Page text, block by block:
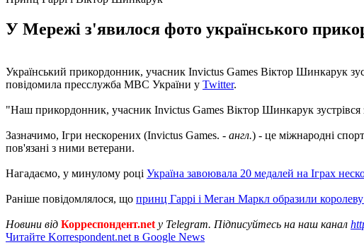
У Мережі з'явилося фото українського
Український прикордонник, учасник Invictus Games Віктор Шинкарук
повідомила пресслужба МВС України у Twitter.
"Наш прикордонник, учасник Invictus Games Віктор Шинкарук зустрівся
Зазначимо, Ігри нескорених (Invictus Games. - англ.) - це міжнародні
пов'язані з ними ветерани.
Нагадаємо, у минулому році Україна завоювала 20 медалей на Іграх
Раніше повідомлялося, що принц Гаррі і Меган Маркл образили
Новини від Корреспондент.net у Telegram. Підписуйтесь на наш канал
Читайте Korrespondent.net в Google News